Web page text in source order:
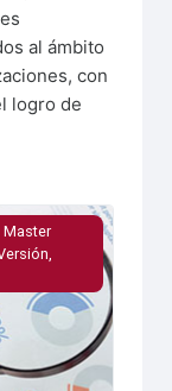
al ámbito
con
logro de
III
Master